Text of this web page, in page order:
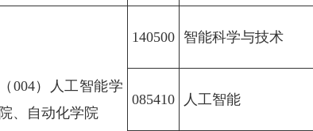
（004）人工智能学
院、自动化学院
140500 智能科学与技术
085410 人工智能